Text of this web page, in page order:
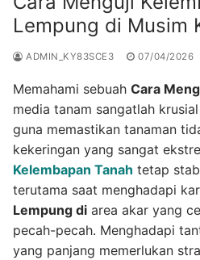
Lempung di Musim
ADMIN_KY83SCE3 07/04/2026
Memahami sebuah Cara
media tanam sangatlah
guna memastikan tanaman
kekeringan yang sangat
Kelembapan Tanah tetap
terutama saat menghadapi
Lempung di area akar yang
pecah-pecah. Menghadapi
yang panjang memerlukan